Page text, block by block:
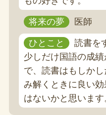
将来の夢 医師
ひとこと
読書を
少しだけ国語の成
で、読書はもしか
み解くときに良い
はないかと思います